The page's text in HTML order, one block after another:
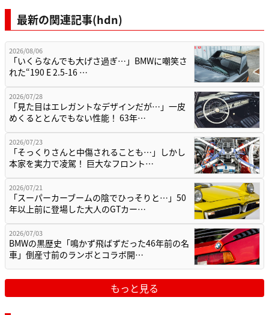
最新の関連記事(hdn)
2026/08/06
「いくらなんでも大げさ過ぎ…」BMWに嘲笑さ
れた“190 E 2.5-16 …
2026/07/28
「見た目はエレガントなデザインだが…」一皮
めくるととんでもない性能！ 63年…
2026/07/23
「そっくりさんと中傷されることも…」しかし
本家を実力で凌駕！ 巨大なフロント…
2026/07/21
「スーパーカーブームの陰でひっそりと…」50
年以上前に登場した大人のGTカー…
2026/07/03
BMWの黒歴史「鳴かず飛ばずだった46年前の名
車」倒産寸前のランボとコラボ開…
もっと見る